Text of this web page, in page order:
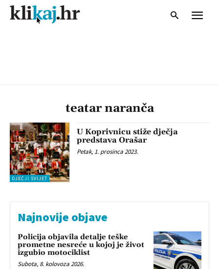
teatar naranča
DJEČJI SVIJET
U Koprivnicu stiže dječja
predstava Orašar
Petak, 1. prosinca 2023.
Najnovije objave
Policija objavila detalje teške
prometne nesreće u kojoj je život
izgubio motociklist
Subota, 8. kolovoza 2026.